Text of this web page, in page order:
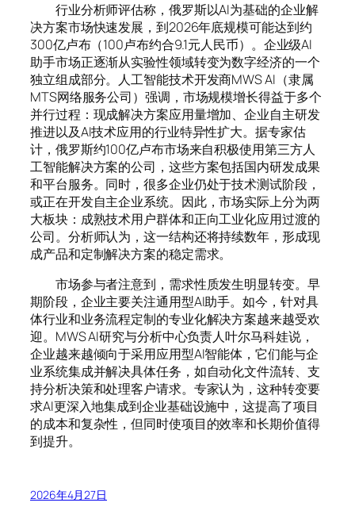
行业分析师评估称，俄罗斯以AI为基础的企业解
决方案市场快速发展，到2026年底规模可能达到约
300亿卢布（100卢布约合9.1元人民币）。企业级AI
助手市场正逐渐从实验性领域转变为数字经济的一个
独立组成部分。人工智能技术开发商MWS AI（隶属
MTS网络服务公司）强调，市场规模增长得益于多个
并行过程：现成解决方案应用量增加、企业自主研发
推进以及AI技术应用的行业特异性扩大。据专家估
计，俄罗斯约100亿卢布市场来自积极使用第三方人
工智能解决方案的公司，这些方案包括国内研发成果
和平台服务。同时，很多企业仍处于技术测试阶段，
或正在开发自主企业系统。因此，市场实际上分为两
大板块：成熟技术用户群体和正向工业化应用过渡的
公司。分析师认为，这一结构还将持续数年，形成现
成产品和定制解决方案的稳定需求。
市场参与者注意到，需求性质发生明显转变。早
期阶段，企业主要关注通用型AI助手。如今，针对具
体行业和业务流程定制的专业化解决方案越来越受欢
迎。MWS AI研究与分析中心负责人叶尔马科娃说，
企业越来越倾向于采用应用型AI智能体，它们能与企
业系统集成并解决具体任务，如自动化文件流转、支
持分析决策和处理客户请求。专家认为，这种转变要
求AI更深入地集成到企业基础设施中，这提高了项目
的成本和复杂性，但同时使项目的效率和长期价值得
到提升。
2026年4月27日